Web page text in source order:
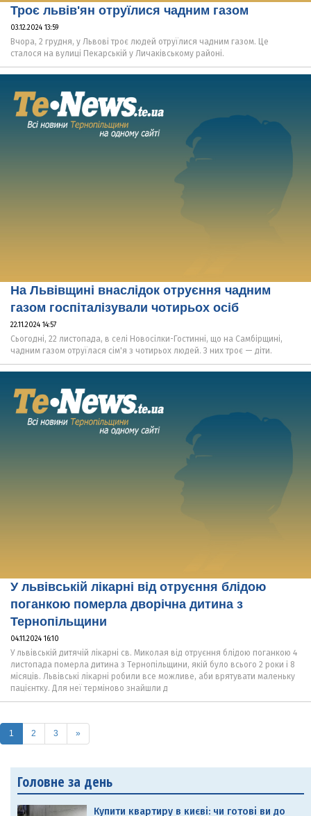
Троє львів'ян отруїлися чадним газом
03.12.2024 13:59
Вчора, 2 грудня, у Львові троє людей отруїлися чадним газом. Це
сталося на вулиці Пекарській у Личаківському районі.
На Львівщині внаслідок отруєння чадним
газом госпіталізували чотирьох осіб
22.11.2024 14:57
Сьогодні, 22 листопада, в селі Новосілки-Гостинні, що на Самбірщині,
чадним газом отруїлася сім'я з чотирьох людей. З них троє — діти.
У львівській лікарні від отруєння блідою
поганкою померла дворічна дитина з
Тернопільщини
04.11.2024 16:10
У львівській дитячій лікарні св. Миколая від отруєння блідою поганкою 4
листопада померла дитина з Тернопільщини, якій було всього 2 роки і 8
місяців. Львівські лікарні робили все можливе, аби врятувати маленьку
пацієнтку. Для неї терміново знайшли д
1 (current)
2 3 »
Головне за день
Купити квартиру в києві: чи готові ви до